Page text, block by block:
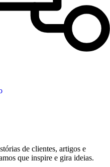
de clientes, artigos e
que inspire e gira ideias.